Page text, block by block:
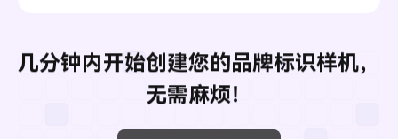
几分钟内开始创建您的品牌标识样机，
无需麻烦！